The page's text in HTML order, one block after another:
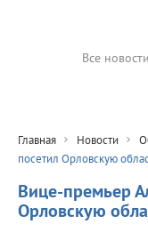
Все новости
Главная Новости
посетил Орловскую
Вице-премьер
Орловскую